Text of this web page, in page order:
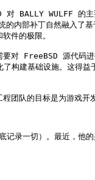
BALLY WULFF 的
内部补丁自然融入了
件的极限。
对 FreeBSD 源代码
构建基础设施。这得
团队的目标是为游戏开
一切）。最近，他的